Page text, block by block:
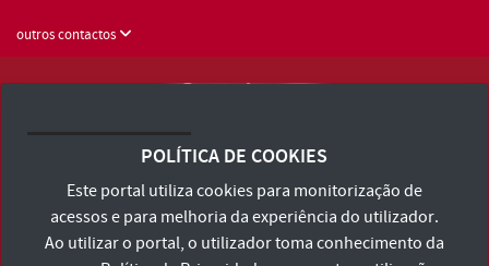
outros contactos
Consulte os Termos e Condições e Política de Privacidade
Declaração de Acessibilidade
POLÍTICA DE COOKIES
Este portal utiliza cookies para monitorização de
acessos e para melhoria da experiência do utilizador.
Ao utilizar o portal, o utilizador toma conhecimento da